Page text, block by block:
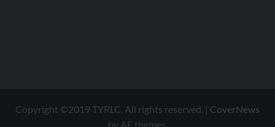
Copyright ©2019 TYRLC. All rights reserved. | CoverNews
by AF themes.